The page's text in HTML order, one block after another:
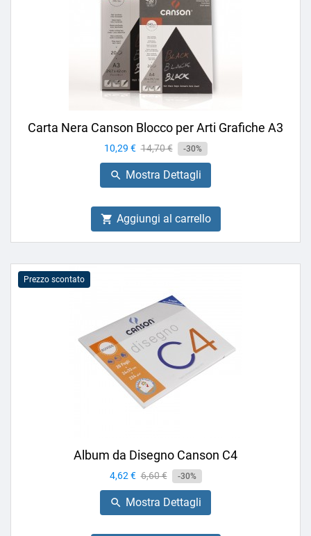
Carta Nera Canson Blocco per Arti Grafiche A3
Prezzo
10,29 € Prezzo
base
14,70 € -30%
 Mostra Dettagli
 Aggiungi al carrello
Prezzo scontato
Album da Disegno Canson C4
Prezzo
4,62 € Prezzo
base
6,60 € -30%
 Mostra Dettagli